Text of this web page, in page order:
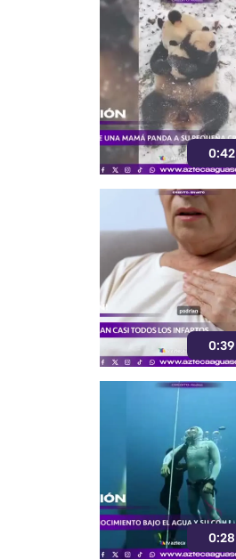
0:42
0:39
0:28